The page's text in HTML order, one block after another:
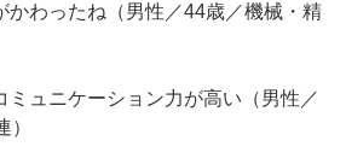
かわったね（男性／44歳／機械・精
ミュニケーション力が高い（男性／